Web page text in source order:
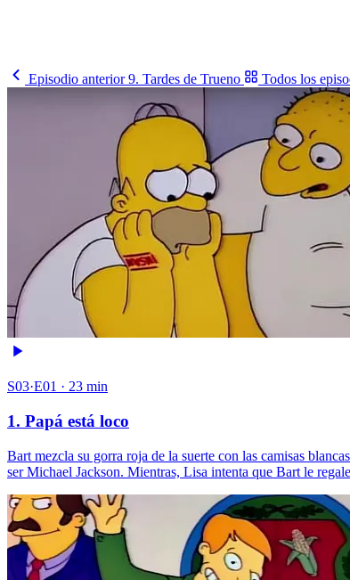
Episodio anterior9. Tardes de Trueno Todos los
S03·E01 · 23 min
1. Papá está loco
Bart mezcla su gorra roja de la suerte con las camisas
ser Michael Jackson. Mientras, Lisa intenta que Bart le